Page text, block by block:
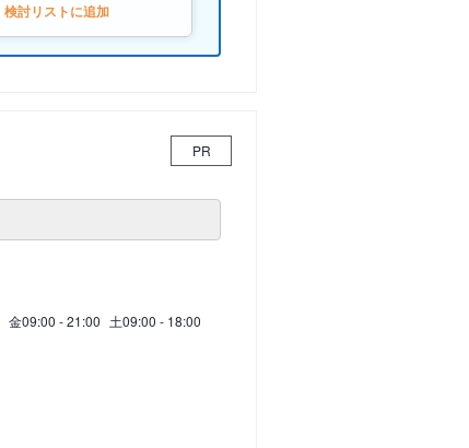
検討リストに追加
PR
金09:00 - 21:00 土09:00 - 18:00